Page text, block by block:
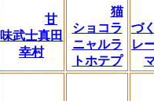
甘
味武士真田
幸村
猫
ショコラ
ニャルラ
トホテプ
づ
レ